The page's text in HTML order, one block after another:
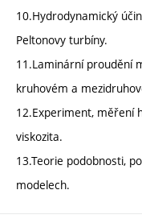
10.Hydrodynamický
Peltonovy turbíny.
11.Laminární proudění
kruhovém a
12.Experiment, měření
viskozita.
13.Teorie podobnosti,
modelech.